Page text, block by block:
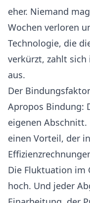
eher. Niemand
Wochen verloren
Technologie, die
verkürzt, zahlt
aus.
Der Bindungsfaktor
Apropos Bindung:
eigenen
einen Vorteil, der
Die Fluktuation im
hoch. Und jeder